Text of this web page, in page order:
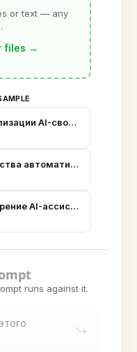
or text — any
files →
AI-сводок - итоги и
автоматических
AI-ассистента для
runs against it.